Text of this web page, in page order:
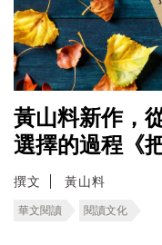
黃山料新作，
選擇的過程《
撰文 黃山料
華文閱讀 閱讀文化